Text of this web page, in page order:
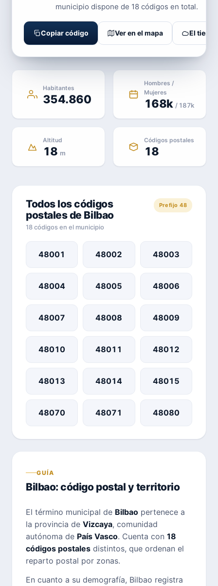
municipio dispone de 18 códigos en total.
Copiar código Ver en el mapa El
Habitantes
354.860
Hombres /
Mujeres
168k/ 187k
Altitud
18 m
Códigos postales
18
Todos los códigos
postales de Bilbao
18 códigos en el municipio
Prefijo 48
48001 48002 48003
48004 48005 48006
48007 48008 48009
48010 48011 48012
48013 48014 48015
48070 48071 48080
GUÍA
Bilbao: código postal y territorio
El término municipal de Bilbao pertenece a
la provincia de Vizcaya, comunidad
autónoma de País Vasco. Cuenta con 18
códigos postales distintos, que ordenan el
reparto postal por zonas.
En cuanto a su demografía, Bilbao registra